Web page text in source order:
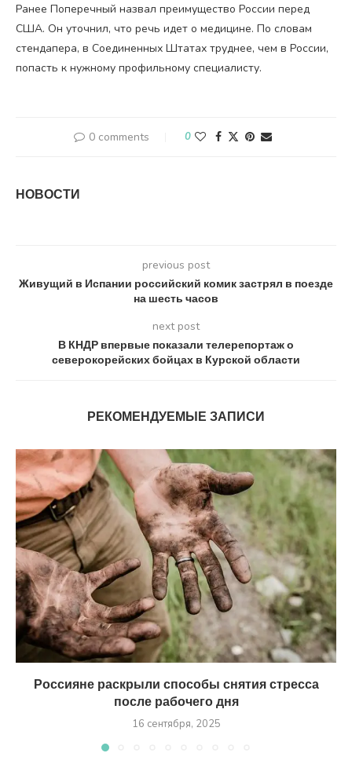
Ранее Поперечный назвал преимущество России перед
США. Он уточнил, что речь идет о медицине. По словам
стендапера, в Соединенных Штатах труднее, чем в России,
попасть к нужному профильному специалисту.
0 comments 0
НОВОСТИ
previous post
Живущий в Испании российский комик застрял в поезде
на шесть часов
next post
В КНДР впервые показали телерепортаж о
северокорейских бойцах в Курской области
РЕКОМЕНДУЕМЫЕ ЗАПИСИ
Россияне раскрыли способы снятия стресса
после рабочего дня
16 сентября, 2025